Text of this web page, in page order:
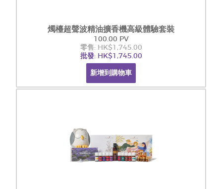
燭檯超聲波精油擴香機高級體驗套裝​
100.00 PV
零售: HK$1,745.00
批發: HK$1,745.00
新增到購物車